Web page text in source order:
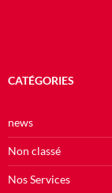
CATÉGORIES
news
Non classé
Nos Services